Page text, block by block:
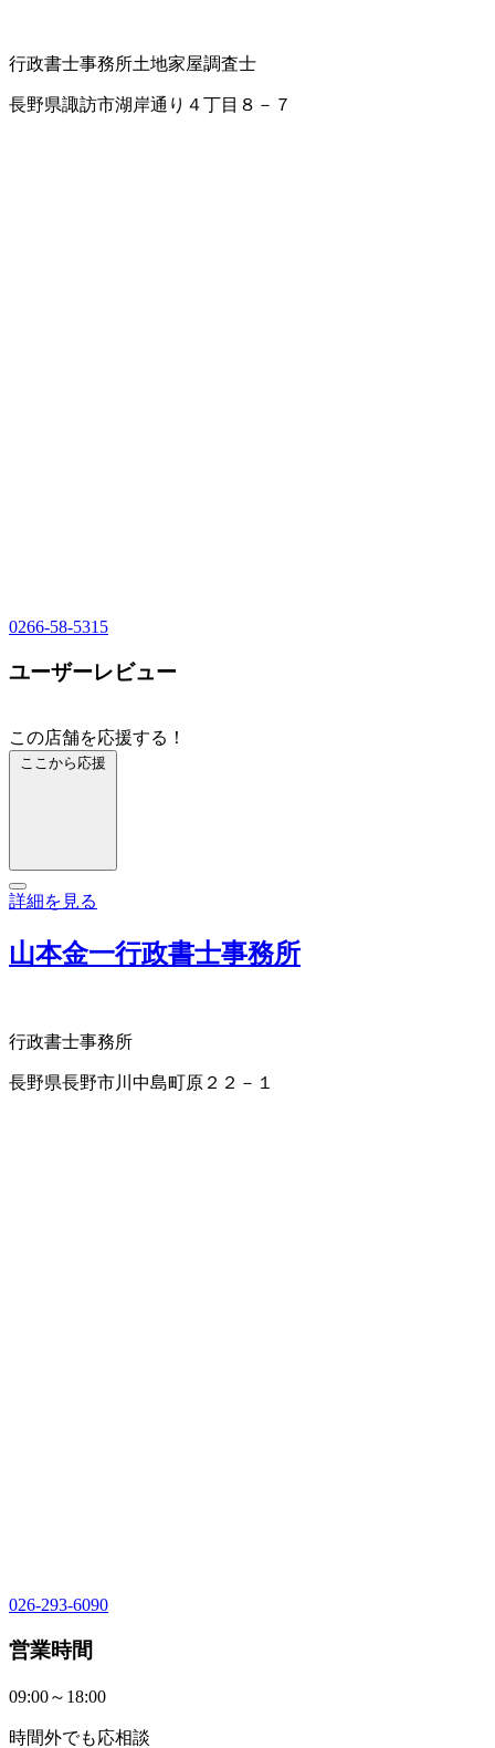
行政書士事務所土地家屋調査士
長野県諏訪市湖岸通り４丁目８－７
0266-58-5315
ユーザーレビュー
この店舗を応援する！
ここから応援
詳細を見る
山本金一行政書士事務所
行政書士事務所
長野県長野市川中島町原２２－１
026-293-6090
営業時間
09:00～18:00
時間外でも応相談